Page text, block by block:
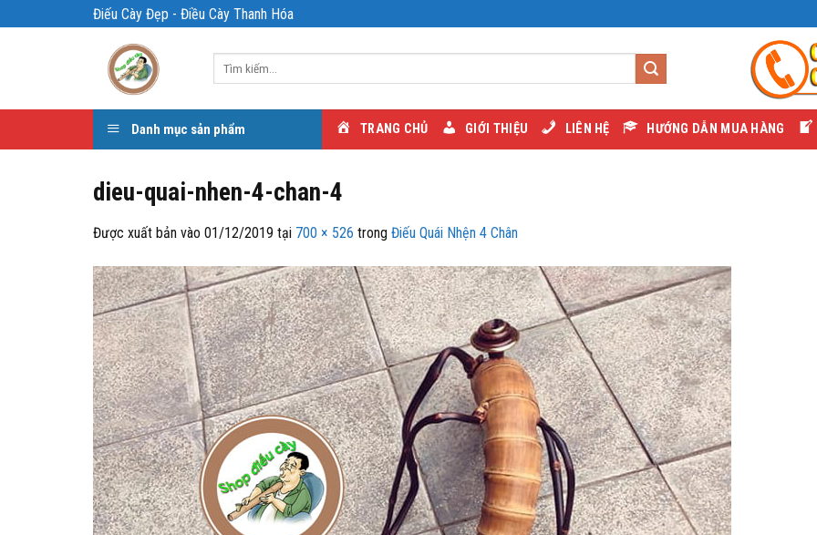
qua
Điếu Cày Đẹp - Điều Cày Thanh Hóa
Danh mục sản phẩm TRANG CHỦ GIỚI THIỆU LIÊN HỆ HƯỚNG DẪN MUA HÀNG
dieu-quai-nhen-4-chan-4
Được xuất bản vào 01/12/2019 tại 700 × 526 trong Điếu Quái Nhện 4 Chân